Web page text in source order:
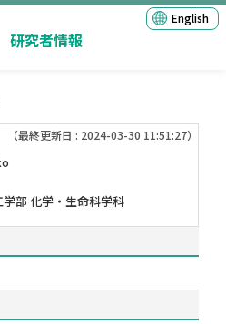
研究者情報
English
（最終更新日 : 2024-03-30 11:51:27）
部 化学・生命科学科